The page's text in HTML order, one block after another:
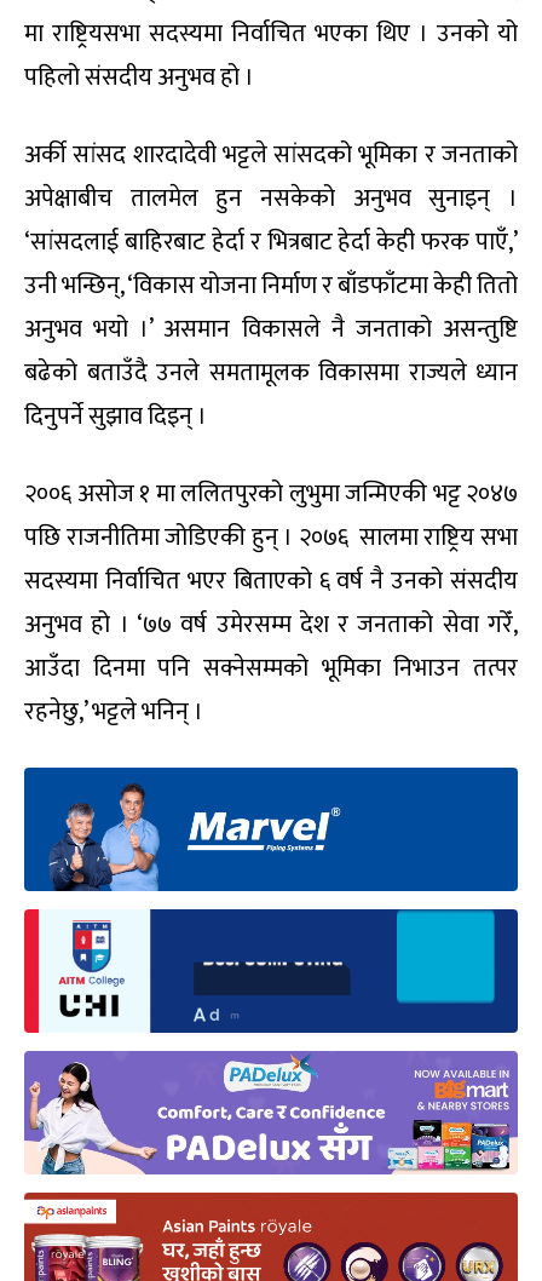
मा राष्ट्रियसभा सदस्यमा निर्वाचित भएका थिए । उनको यो
पहिलो संसदीय अनुभव हो ।
अर्की सांसद शारदादेवी भट्टले सांसदको भूमिका र जनताको
अपेक्षाबीच तालमेल हुन नसकेको अनुभव सुनाइन् ।
‘सांसदलाई बाहिरबाट हेर्दा र भित्रबाट हेर्दा केही फरक पाएँ,’
उनी भन्छिन्, ‘विकास योजना निर्माण र बाँडफाँटमा केही तितो
अनुभव भयो ।’ असमान विकासले नै जनताको असन्तुष्टि
बढेको बताउँदै उनले समतामूलक विकासमा राज्यले ध्यान
दिनुपर्ने सुझाव दिइन् ।
२००६ असोज १ मा ललितपुरको लुभुमा जन्मिएकी भट्ट २०४७
पछि राजनीतिमा जोडिएकी हुन् । २०७६ सालमा राष्ट्रिय सभा
सदस्यमा निर्वाचित भएर बिताएको ६ वर्ष नै उनको संसदीय
अनुभव हो । ‘७७ वर्ष उमेरसम्म देश र जनताको सेवा गरेँ,
आउँदा दिनमा पनि सक्नेसम्मको भूमिका निभाउन तत्पर
रहनेछु,’ भट्टले भनिन् ।